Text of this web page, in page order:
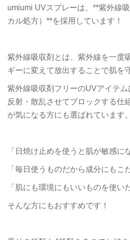
umiumi UVスプレーは、**紫外線
カル処方）**を採用しています！
紫外線吸収剤とは、紫外線を一度
ギーに変えて放出することで肌を
紫外線吸収剤フリーのUVアイテ
反射・散乱させてブロックする仕
が気になる方にも選ばれています。
「日焼け止めを使うと肌が敏感に
「毎日使うものだから成分にもこ
「肌にも環境にもいいものを使い
そんな方にもおすすめです！